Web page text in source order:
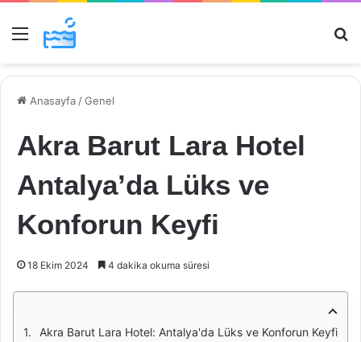
Menü
Anasayfa /Genel
Akra Barut Lara Hotel
Antalya’da Lüks ve
Konforun Keyfi
18 Ekim 2024 4 dakika okuma süresi
Akra Barut Lara Hotel: Antalya'da Lüks ve Konforun Keyfi